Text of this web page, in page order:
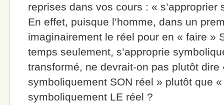
reprises dans vos cours : «
En effet, puisque l’homme, dans un
imaginairement le réel pour en « faire »
temps seulement, s’approprie
transformé, ne devrait-on pas plutôt dire
symboliquement SON réel » plutôt que «
symboliquement LE réel ?